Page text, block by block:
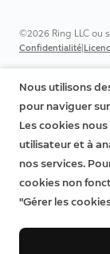
©2026 Ring LLC ou
Confidentialité|
Nous utilisons
pour naviguer
Les cookies
utilisateur et à
nos services.
cookies non
"Gérer les